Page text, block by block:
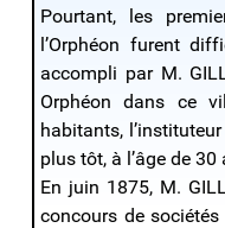
Pourtant, les
l’Orphéon furent
accompli par M.
Orphéon dans ce
habitants,
plus tôt, à l’âge de 30
En juin 1875, M.
concours de